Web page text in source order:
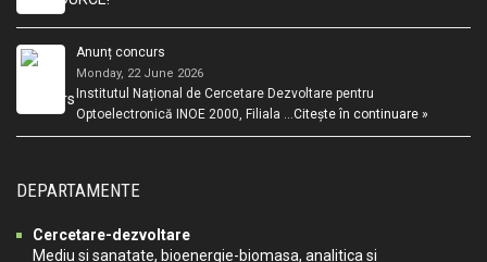
Anunț concurs
Monday, 22 June 2026
Institutul Național de Cercetare Dezvoltare pentru
Optoelectronică INOE 2000, Filiala …Citește în continuare »
DEPARTAMENTE
Cercetare-dezvoltare
Mediu si sanatate, bioenergie-biomasa, analitica si